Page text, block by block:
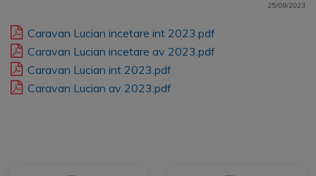
25/09/2023
Caravan Lucian incetare int 2023.pdf
Caravan Lucian incetare av 2023.pdf
Caravan Lucian int 2023.pdf
Caravan Lucian av 2023.pdf